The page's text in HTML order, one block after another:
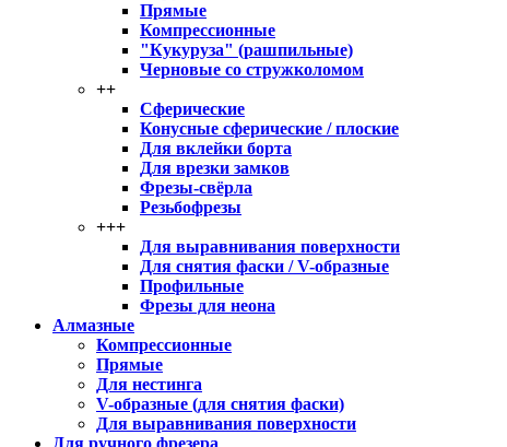
Прямые
Компрессионные
"Кукуруза" (рашпильные)
Черновые со стружколомом
++
Сферические
Конусные сферические / плоские
Для вклейки борта
Для врезки замков
Фрезы-свёрла
Резьбофрезы
+++
Для выравнивания поверхности
Для снятия фаски / V-образные
Профильные
Фрезы для неона
Алмазные
Компрессионные
Прямые
Для нестинга
V-образные (для снятия фаски)
Для выравнивания поверхности
Для ручного фрезера